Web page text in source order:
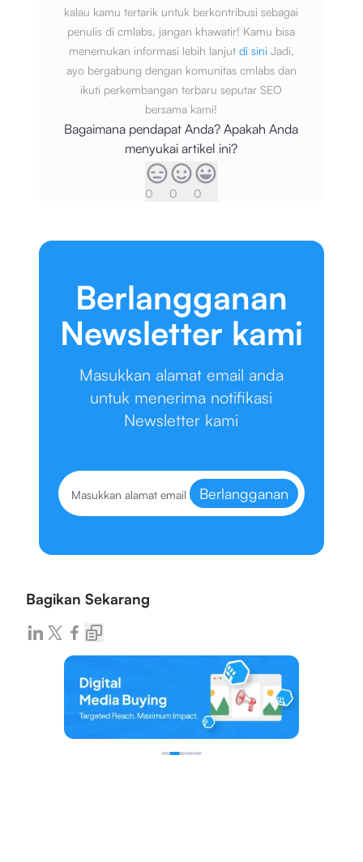
kalau kamu tertarik untuk berkontribusi sebagai
penulis di cmlabs, jangan khawatir! Kamu bisa
menemukan informasi lebih lanjut di sini Jadi,
ayo bergabung dengan komunitas cmlabs dan
ikuti perkembangan terbaru seputar SEO
bersama kami!
Bagaimana pendapat Anda? Apakah Anda
menyukai artikel ini?
0 0 0
Berlangganan
Newsletter kami
Masukkan alamat email anda
untuk menerima notifikasi
Newsletter kami
Berlangganan
Bagikan Sekarang